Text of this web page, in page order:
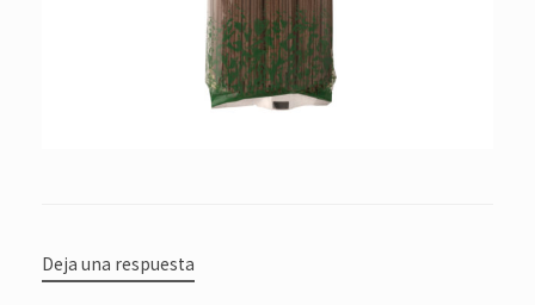
Deja una respuesta